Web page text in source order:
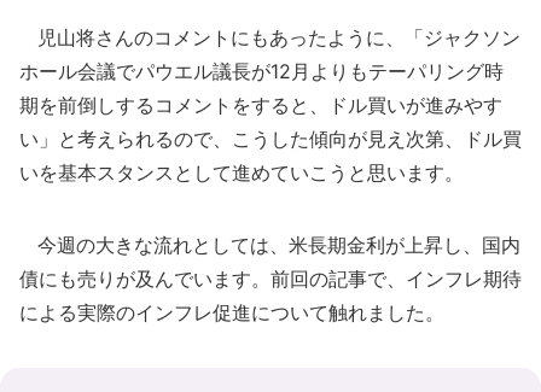
児山将さんのコメントにもあったように、「ジャクソン
ホール会議でパウエル議長が12月よりもテーパリング時
期を前倒しするコメントをすると、ドル買いが進みやす
い」と考えられるので、こうした傾向が見え次第、ドル買
いを基本スタンスとして進めていこうと思います。
今週の大きな流れとしては、米長期金利が上昇し、国内
債にも売りが及んでいます。前回の記事で、インフレ期待
による実際のインフレ促進について触れました。